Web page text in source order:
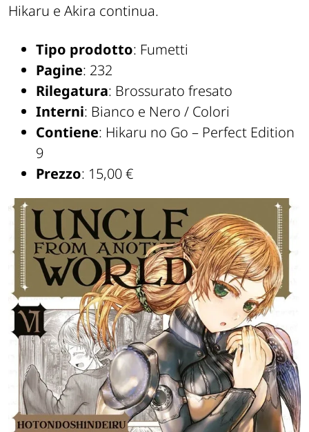
Hikaru e Akira continua.
Tipo prodotto: Fumetti
Pagine: 232
Rilegatura: Brossurato fresato
Interni: Bianco e Nero / Colori
Contiene: Hikaru no Go – Perfect Edition
9
Prezzo: 15,00 €